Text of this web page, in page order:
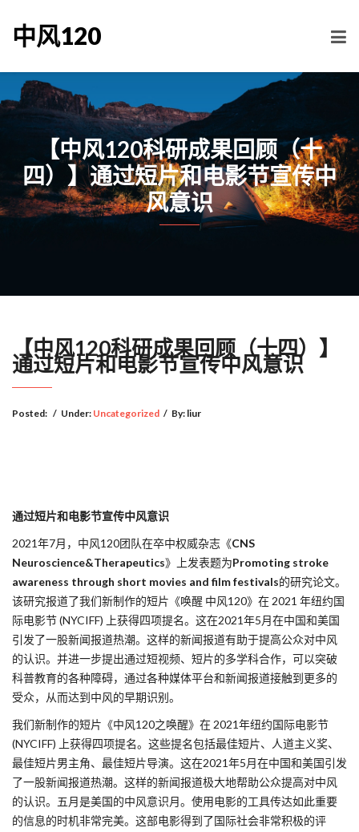
中风120
【中风120科研成果回顾（十
四）】通过短片和电影节宣传中
风意识
【中风120科研成果回顾（十四）】
通过短片和电影节宣传中风意识
Posted: / Under: Uncategorized / By: liur
通过短片和电影节宣传中风意识
2021年7月，中风120团队在卒中权威杂志《CNS
Neuroscience&Therapeutics》上发表题为Promoting stroke
awareness through short movies and film festivals的研究论文。
该研究报道了我们新制作的短片《唤醒 中风120》在 2021 年纽约国
际电影节 (NYCIFF) 上获得四项提名。这在2021年5月在中国和美国
引发了一股新闻报道热潮。这样的新闻报道有助于提高公众对中风
的认识。并进一步提出通过短视频、短片的多学科合作，可以突破
科普教育的各种障碍，通过各种媒体平台和新闻报道接触到更多的
受众，从而达到中风的早期识别。
我们新制作的短片《中风120之唤醒》在 2021年纽约国际电影节
(NYCIFF) 上获得四项提名。这些提名包括最佳短片、人道主义奖、
最佳短片男主角、最佳短片导演。这在2021年5月在中国和美国引发
了一股新闻报道热潮。这样的新闻报道极大地帮助公众提高对中风
的认识。五月是美国的中风意识月。使用电影的工具传达如此重要
的信息的时机非常完美。这部电影得到了国际社会非常积极的评